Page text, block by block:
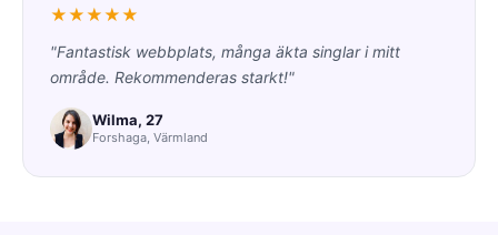
★★★★★
"Fantastisk webbplats, många äkta singlar i mitt
område. Rekommenderas starkt!"
Wilma, 27
Forshaga, Värmland